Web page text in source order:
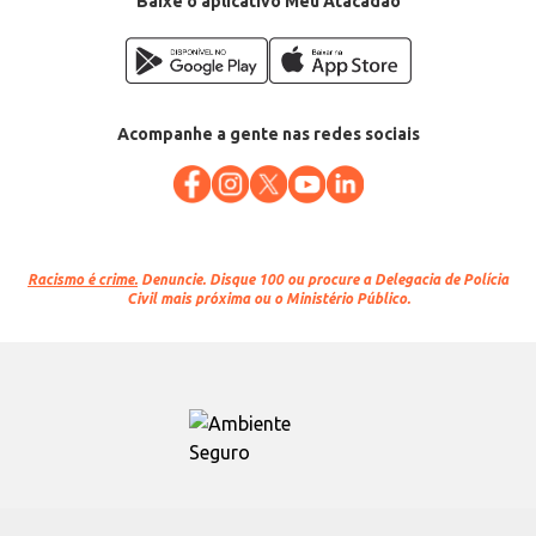
Acompanhe a gente nas redes sociais
Racismo é crime. Denuncie. Disque 100 ou procure a Delegacia de Polícia
Civil mais próxima ou o Ministério Público.